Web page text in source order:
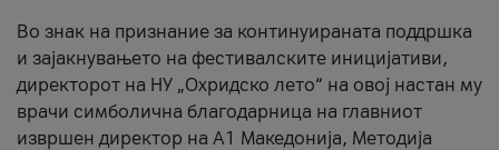
Во знак на признание за континуираната поддршка
и зајакнувањето на фестивалските иницијативи,
директорот на НУ „Охридско лето“ на овој настан му
врачи симболична благодарница на главниот
извршен директор на A1 Македонија, Методија